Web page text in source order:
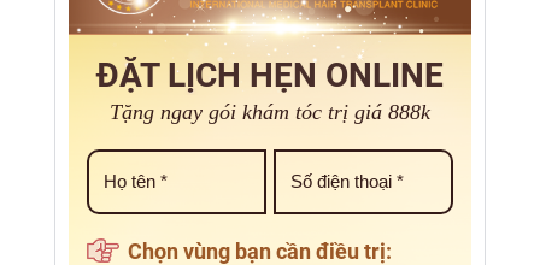
ĐẶT LỊCH HẸN ONLINE
Tặng ngay gói khám tóc trị giá 888k
Chọn vùng bạn cần điều trị: